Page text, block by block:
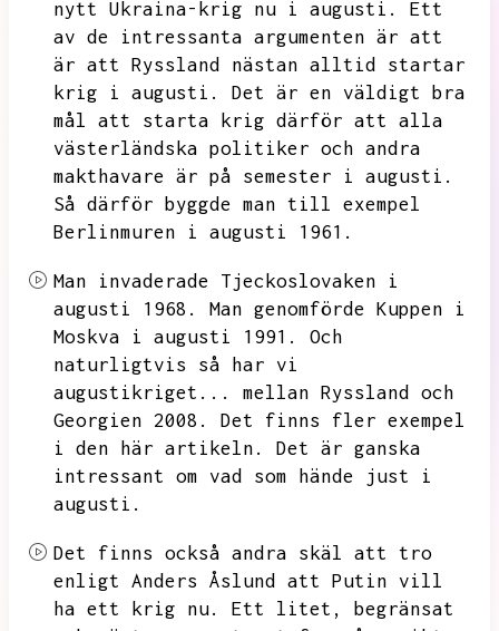
nytt Ukraina-krig nu i augusti.
Ett
av de intressanta argumenten är att
är att Ryssland nästan alltid startar
krig i augusti.
Det är en väldigt bra
mål att starta krig därför att alla
västerländska politiker och andra
makthavare är på semester i augusti.
Så därför byggde man till exempel
Berlinmuren i augusti 1961.
Man invaderade Tjeckoslovaken i
augusti 1968.
Man genomförde Kuppen i
Moskva i augusti 1991.
Och
naturligtvis så har vi
augustikriget...
mellan Ryssland och
Georgien 2008.
Det finns fler exempel
i den här artikeln.
Det är ganska
intressant om vad som hände just i
augusti.
Det finns också andra skäl att tro
enligt Anders Åslund att Putin vill
ha ett krig nu.
Ett litet,
begränsat